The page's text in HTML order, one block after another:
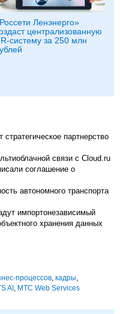
Ленэнерго»
централизованную
систему за 250 млн
партнерство
связи c Cloud.ru
соглашение о
автономного транспорта
импортонезависимый
хранения данных
процессов, кадры,
AI , МТС Web Services